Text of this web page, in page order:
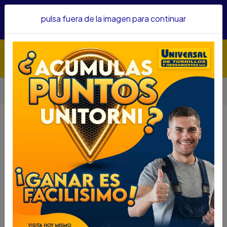
confianza&nbsp;Recibe un KIT PARRILLERO por compras
Herramientas Herramienta Eléctrica
Compresores
COMPRESOR DEWALT 150PSI D2002M-WK
COMPRESOR DEWALT 150PSI
D2002M-WK
COMPRESOR DEWALT 150PSI D2002M-WK
SKU...43730120
DESCRIPCION...
pulsa fuera de la imagen para continuar